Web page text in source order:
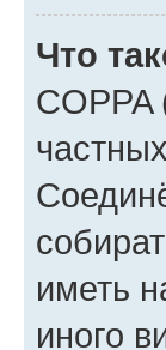
Что
иметь
иного